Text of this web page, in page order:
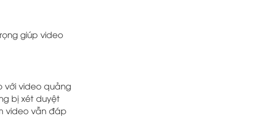
giúp video
với video quảng
bị xét duyệt
video vẫn đáp